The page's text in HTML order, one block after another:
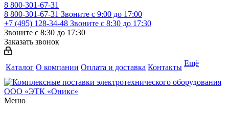
8 800-301-67-31
8 800-301-67-31 Звоните с 9:00 до 17:00
+7 (495) 128-34-48 Звоните с 8:30 до 17:30
Звоните с 8:30 до 17:30
Заказать звонок
Каталог О компании Оплата и доставка Контакты Ещё
Меню